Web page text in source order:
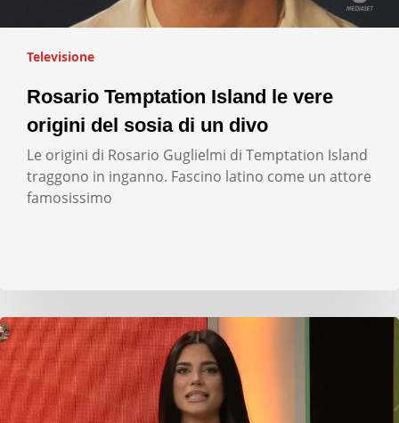
Televisione
Rosario Temptation Island le vere
origini del sosia di un divo
Le origini di Rosario Guglielmi di Temptation Island
traggono in inganno. Fascino latino come un attore
famosissimo